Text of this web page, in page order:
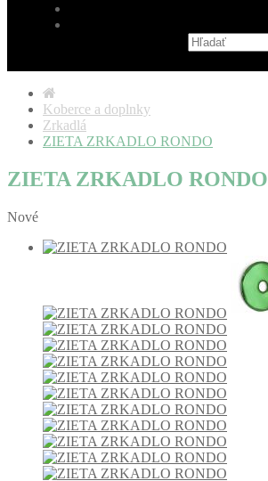
Koberce a doplnky
Zrkadlá
ZIETA ZRKADLO RONDO
ZIETA ZRKADLO RONDO
Nové